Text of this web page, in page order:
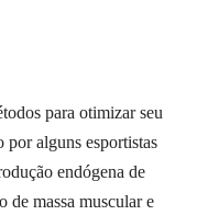
para otimizar seu
alguns esportistas
endógena de
de massa muscular e